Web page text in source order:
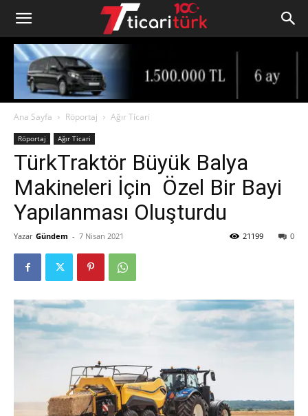
Ana Sayfa Röportaj Ağır Ticari
Röportaj Ağır Ticari
TürkTraktör Büyük Balya
Makineleri İçin Özel Bir Bayi
Yapılanması Oluşturdu
Yazar Gündem - 7 Nisan 2021 0
21199